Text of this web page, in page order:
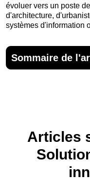
évoluer vers un poste
d'architecture,
systèmes d'information
Sommaire de
Articles